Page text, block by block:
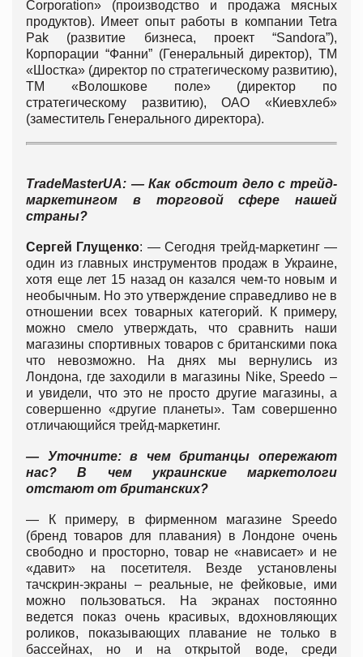
Corporation» (производство и продажа мясных
продуктов). Имеет опыт работы в компании Tetra
Pak (развитие бизнеса, проект “Sandora”),
Корпорации “Фанни” (Генеральный директор), ТМ
«Шостка» (директор по стратегическому развитию),
ТМ «Волошкове поле» (директор по
стратегическому развитию), ОАО «Киевхлеб»
(заместитель Генерального директора).
TradeMasterUA: — Как обстоит дело с трейд-
маркетингом в торговой сфере нашей
страны?
Сергей Глущенко: — Сегодня трейд-маркетинг —
один из главных инструментов продаж в Украине,
хотя еще лет 15 назад он казался чем-то новым и
необычным. Но это утверждение справедливо не в
отношении всех товарных категорий. К примеру,
можно смело утверждать, что сравнить наши
магазины спортивных товаров с британскими пока
что невозможно. На днях мы вернулись из
Лондона, где заходили в магазины Nike, Speedo –
и увидели, что это не просто другие магазины, а
совершенно «другие планеты». Там совершенно
отличающийся трейд-маркетинг.
— Уточните: в чем британцы опережают
нас? В чем украинские маркетологи
отстают от британских?
— К примеру, в фирменном магазине Speedo
(бренд товаров для плавания) в Лондоне очень
свободно и просторно, товар не «нависает» и не
«давит» на посетителя. Везде установлены
тачскрин-экраны – реальные, не фейковые, ими
можно пользоваться. На экранах постоянно
ведется показ очень красивых, вдохновляющих
роликов, показывающих плавание не только в
бассейнах, но и на открытой воде, среди